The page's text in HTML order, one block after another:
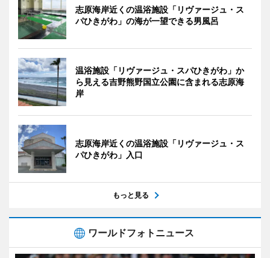
志原海岸近くの温浴施設「リヴァージュ・ス
パひきがわ」の海が一望できる男風呂
温浴施設「リヴァージュ・スパひきがわ」か
ら見える吉野熊野国立公園に含まれる志原海
岸
志原海岸近くの温浴施設「リヴァージュ・ス
パひきがわ」入口
もっと見る
ワールドフォトニュース